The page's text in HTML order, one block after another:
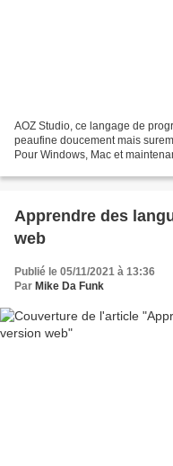
AOZ Studio, ce langage de
peaufine doucement mais
Pour Windows, Mac et
Apprendre des
web
Publié le 05/11/2021 à 13:36
Par Mike Da Funk